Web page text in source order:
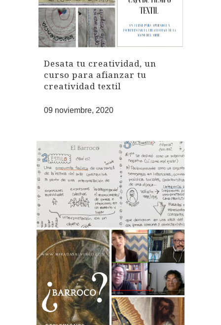
Desata tu creatividad, un
curso para afianzar tu
creatividad textil
09 noviembre, 2020